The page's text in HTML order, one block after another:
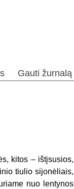
Gauti žurnalą
kitos – ištįsusios,
tiulio sijonėliais,
nuo lentynos